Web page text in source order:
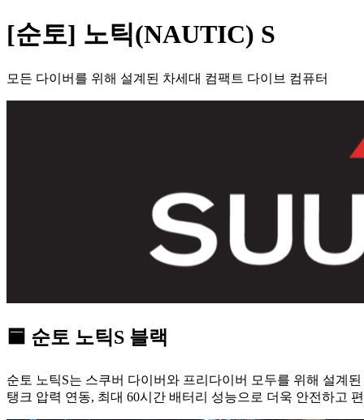
[순토] 노틱(NAUTIC) S
모든 다이버를 위해 설계된 차세대 컴팩트 다이브 컴퓨터
🟦 순토 노틱S 블랙
순토 노틱S는 스쿠버 다이버와 프리다이버 모두를 위해 설계
탱크 압력 연동, 최대 60시간 배터리 성능으로 더욱 안전하고